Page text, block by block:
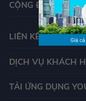
CỘNG ĐỒNG
LIÊN KẾT
DỊCH VỤ KHÁCH
TẢI ỨNG DỤNG